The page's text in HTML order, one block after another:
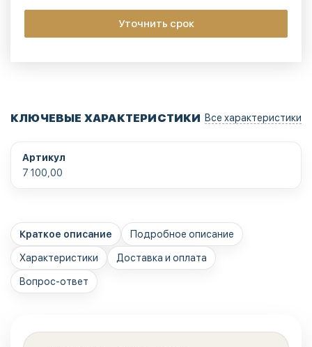
Уточнить срок
КЛЮЧЕВЫЕ ХАРАКТЕРИСТИКИ Все характеристики
Артикул
7 100,00
Краткое описание Подробное описание
Характеристики Доставка и оплата
Вопрос-ответ